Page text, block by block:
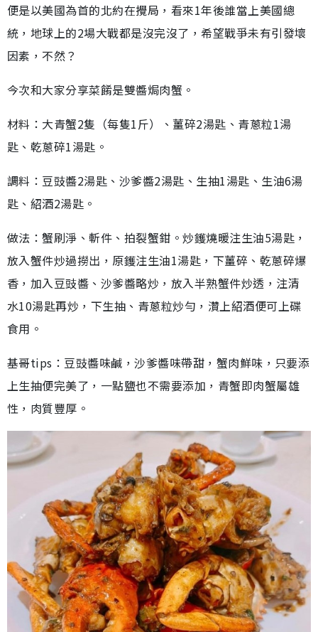
便是以美國為首的北約在攪局，看來1年後誰當上美國總
統，地球上的2場大戰都是沒完沒了，希望戰爭未有引發壞
因素，不然？
今次和大家分享菜餚是雙醬焗肉蟹。
材料：大青蟹2隻（每隻1斤）、薑碎2湯匙、青蔥粒1湯
匙、乾蔥碎1湯匙。
調料：豆豉醬2湯匙、沙爹醬2湯匙、生抽1湯匙、生油6湯
匙、紹酒2湯匙。
做法：蟹刷淨、斬件、拍裂蟹鉗。炒鑊燒暖注生油5湯匙，
放入蟹件炒過撈出，原鑊注生油1湯匙，下薑碎、乾蔥碎爆
香，加入豆豉醬、沙爹醬略炒，放入半熟蟹件炒透，注清
水10湯匙再炒，下生抽、青蔥粒炒勻，灒上紹酒便可上碟
食用。
基哥tips：豆豉醬味鹹，沙爹醬味帶甜，蟹肉鮮味，只要添
上生抽便完美了，一點鹽也不需要添加，青蟹即肉蟹屬雄
性，肉質豐厚。